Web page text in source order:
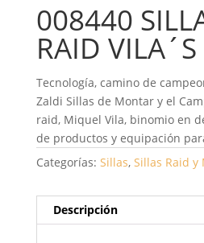
008440
RAID
Tecnología, camino de
Zaldi Sillas de Montar y el
raid, Miquel Vila, binomio en
de productos y equipación
Categorías: Sillas, Sillas Raid y
Descripción